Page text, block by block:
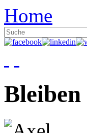
Home
Bleiben